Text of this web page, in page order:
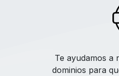
Te ayudamos a
dominios para